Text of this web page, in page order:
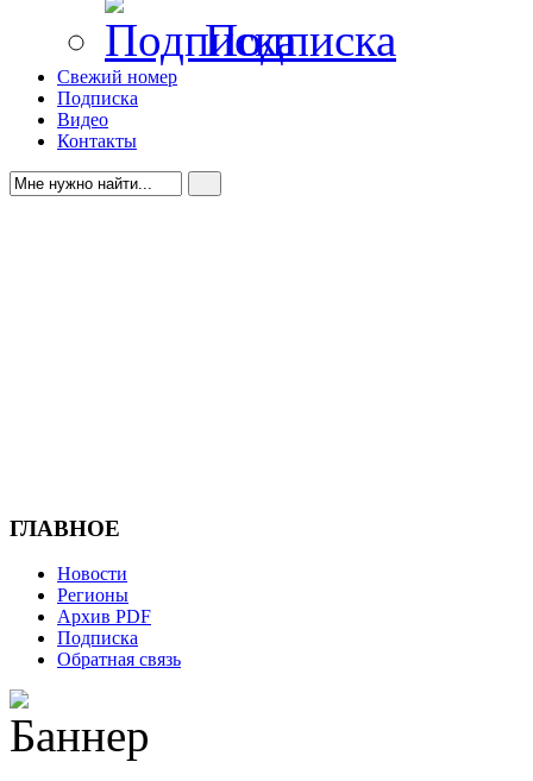
Подписка
Свежий номер
Подписка
Видео
Контакты
ГЛАВНОЕ
Новости
Регионы
Архив PDF
Подписка
Обратная связь